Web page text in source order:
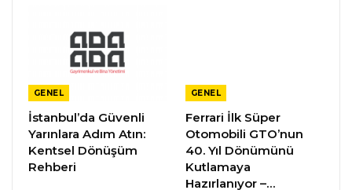
GENEL
İstanbul’da Güvenli
Yarınlara Adım Atın:
Kentsel Dönüşüm
Rehberi
GENEL
Ferrari İlk Süper
Otomobili GTO’nun
40. Yıl Dönümünü
Kutlamaya
Hazırlanıyor –…